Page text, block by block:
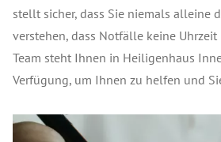
stellt sicher, dass Sie niemals alleine
verstehen, dass Notfälle keine
Team steht Ihnen in Heiligenhaus
Verfügung, um Ihnen zu helfen und